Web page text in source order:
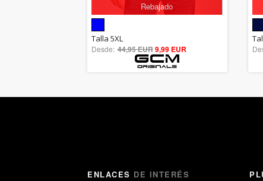
Rebajado
out of 5
Talla 5XL
Desde: 44,95 EUR9,99 EUR
ENLACES DE INTERÉS